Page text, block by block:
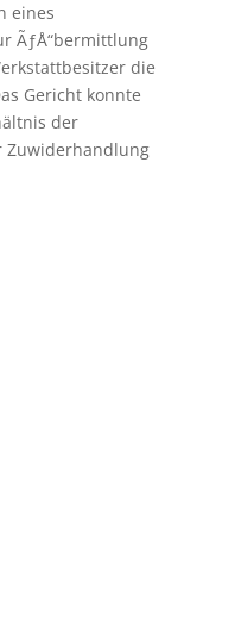
eines
ÃƒÅ“bermittlung
die
Gericht konnte
der
Zuwiderhandlung